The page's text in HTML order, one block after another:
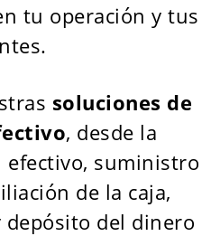
tu operación y tus
soluciones de
, desde la
efectivo, suministro
de la caja,
del dinero